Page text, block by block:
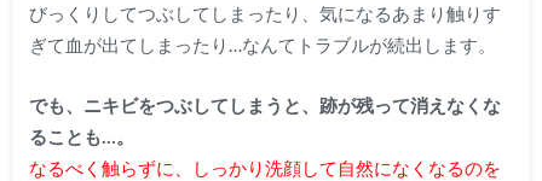
びっくりしてつぶしてしまったり、気になるあまり触りす
ぎて血が出てしまったり…なんてトラブルが続出します。
でも、ニキビをつぶしてしまうと、跡が残って消えなくな
ることも…。
なるべく触らずに、しっかり洗顔して自然になくなるのを